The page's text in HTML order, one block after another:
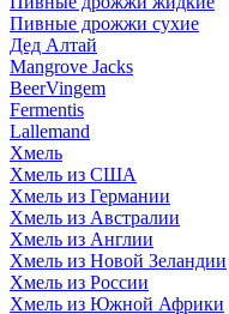
Пивные дрожжи сухие
Дед Алтай
Mangrove Jacks
BeerVingem
Fermentis
Lallemand
Хмель
Хмель из США
Хмель из Германии
Хмель из Австралии
Хмель из Англии
Хмель из Новой Зеландии
Хмель из России
Хмель из Южной Африки